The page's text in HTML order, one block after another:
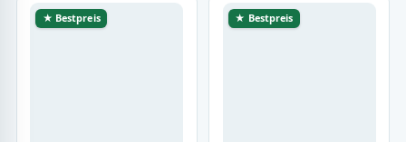
★ Bestpreis ★ Bestpreis